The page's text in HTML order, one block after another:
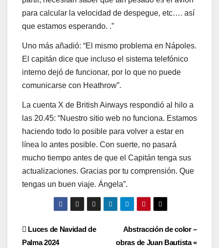
para calcular la velocidad de despegue, etc…. así
que estamos esperando. .”
Uno más añadió: “El mismo problema en Nápoles.
El capitán dice que incluso el sistema telefónico
interno dejó de funcionar, por lo que no puede
comunicarse con Heathrow”.
La cuenta X de British Airways respondió al hilo a
las 20.45: “Nuestro sitio web no funciona. Estamos
haciendo todo lo posible para volver a estar en
línea lo antes posible. Con suerte, no pasará
mucho tiempo antes de que el Capitán tenga sus
actualizaciones. Gracias por tu comprensión. Que
tengas un buen viaje. Ángela”.
Post
Abstracción de color –
obras de Juan Bautista «
Luces de Navidad de
Palma 2024